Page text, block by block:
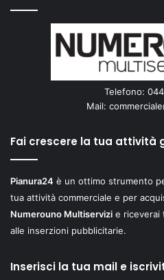
Telefono:
Mail:
Fai crescere la tua attività
Pianura24 è un ottimo strumento
tua attività commerciale e per
Numerouno Multiservizi e riceverai
alle inserzioni pubblicitarie.
Inserisci la tua mail e